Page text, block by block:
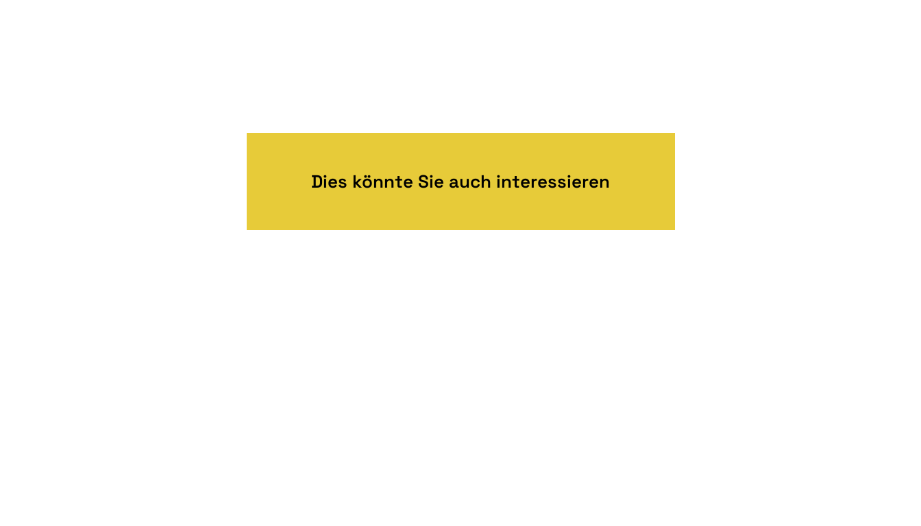
Dies könnte Sie auch interessieren